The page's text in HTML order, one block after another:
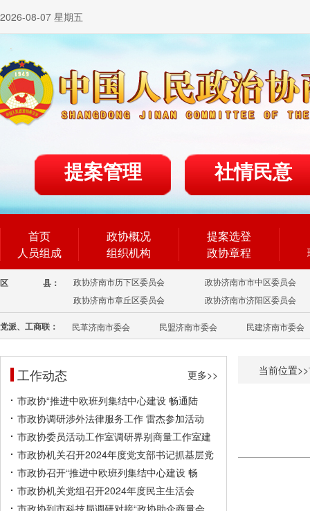
2026-08-07 星期五
提案管理 社情民意
首页
人员组成
政协概况
组织机构
提案选登
政协章程
区 县： 政协济南市历下区委员会
政协济南市市中区委员会
政协济南市章丘区委员会
政协济南市济阳区委员会
党派、工商联： 民革济南市委会 民盟济南市委会 民建济南市委会
工作动态
更多>>
市政协“推进中欧班列集结中心建设 畅通陆
市政协调研涉外法律服务工作 雷杰参加活动
市政协委员活动工作室调研界别商量工作室建
市政协机关召开2024年度党支部书记抓基层党
市政协召开“推进中欧班列集结中心建设 畅
市政协机关党组召开2024年度民主生活会
市政协到市科技局调研对接“政协助企商量会
当前位置>>